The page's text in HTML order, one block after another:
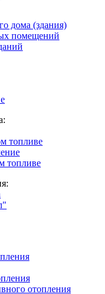
дома (здания)
помещений
топливе
топливе
отопления